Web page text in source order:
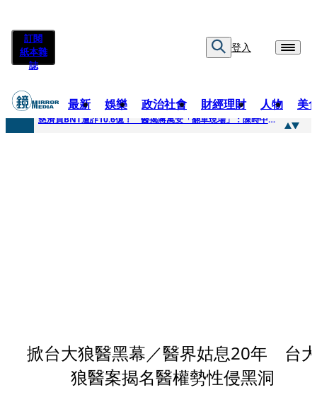
訂閱
紙本雜
誌
登入
最新 娛樂 政治社會 財經理財 人物 美
快訊
慈濟買BNT遭詐10.6億！ 醫揭蔣萬安「翻車現場」：陳時中當年是阻止被騙
掀台大狼醫黑幕／醫界姑息20年 台
狼醫案揭名醫權勢性侵黑洞